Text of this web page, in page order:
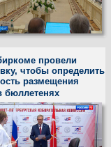
провели
чтобы определить
размещения
бюллетенях